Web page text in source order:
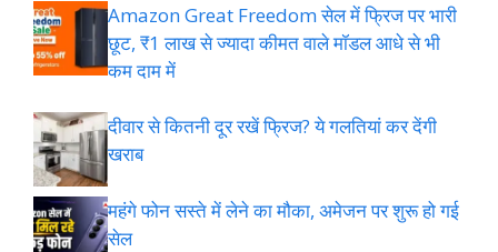
Amazon Great Freedom सेल में फ्रिज पर भारी
छूट, ₹1 लाख से ज्यादा कीमत वाले मॉडल आधे से भी
कम दाम में
दीवार से कितनी दूर रखें फ्रिज? ये गलतियां कर देंगी
खराब
महंगे फोन सस्ते में लेने का मौका, अमेजन पर शुरू हो गई
सेल